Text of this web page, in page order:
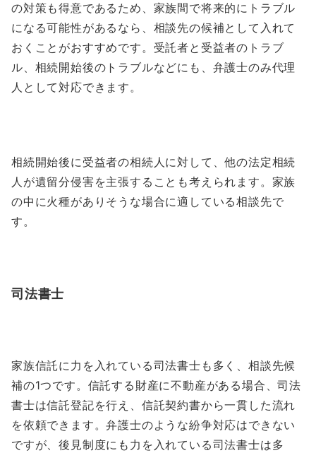
の対策も得意であるため、家族間で将来的にトラブル
になる可能性があるなら、相談先の候補として入れて
おくことがおすすめです。受託者と受益者のトラブ
ル、相続開始後のトラブルなどにも、弁護士のみ代理
人として対応できます。
相続開始後に受益者の相続人に対して、他の法定相続
人が遺留分侵害を主張することも考えられます。家族
の中に火種がありそうな場合に適している相談先で
す。
司法書士
家族信託に力を入れている司法書士も多く、相談先候
補の1つです。信託する財産に不動産がある場合、司法
書士は信託登記を行え、信託契約書から一貫した流れ
を依頼できます。弁護士のような紛争対応はできない
ですが、後見制度にも力を入れている司法書士は多